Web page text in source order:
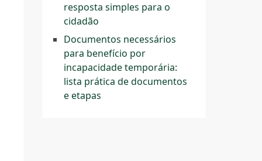
resposta simples para o
cidadão
Documentos necessários
para benefício por
incapacidade temporária:
lista prática de documentos
e etapas